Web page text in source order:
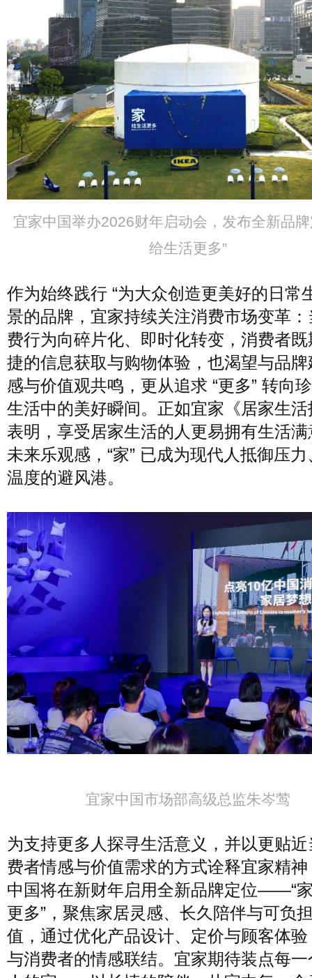
短片 时事 潮流 艺术
宜家中国举办2026财年启动会，发布全新品牌
给生活更多”
作为始终践行 “为大众创造更美好的日常
景的品牌，宜家持续关注消费市场变革
费行为向碎片化、即时化转变，消费者
捷的信息获取与购物体验，也渴望与品
感与价值观共鸣，更从追求 “更多” 转向
生活中的美好瞬间。正如宜家《居家生
表明，享受居家生活的人更易拥有生活
未来乐观感，“家” 已成为现代人抵御压
温度的避风港。
宜家中国市场部高级总监朱岑莺
为支持更多人探寻生活意义，并以更贴
费者情感与价值需求的方式诠释宜家精
中国将在新财年启用全新品牌定位——“
更多”，聚焦家居灵感、长久陪伴与可负
值，通过优化产品设计、定价与顾客体
与消费者的情感联结。宜家期待装点每